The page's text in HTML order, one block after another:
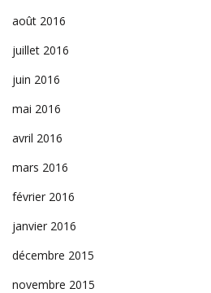
août 2016
juillet 2016
juin 2016
mai 2016
avril 2016
mars 2016
février 2016
janvier 2016
décembre 2015
novembre 2015